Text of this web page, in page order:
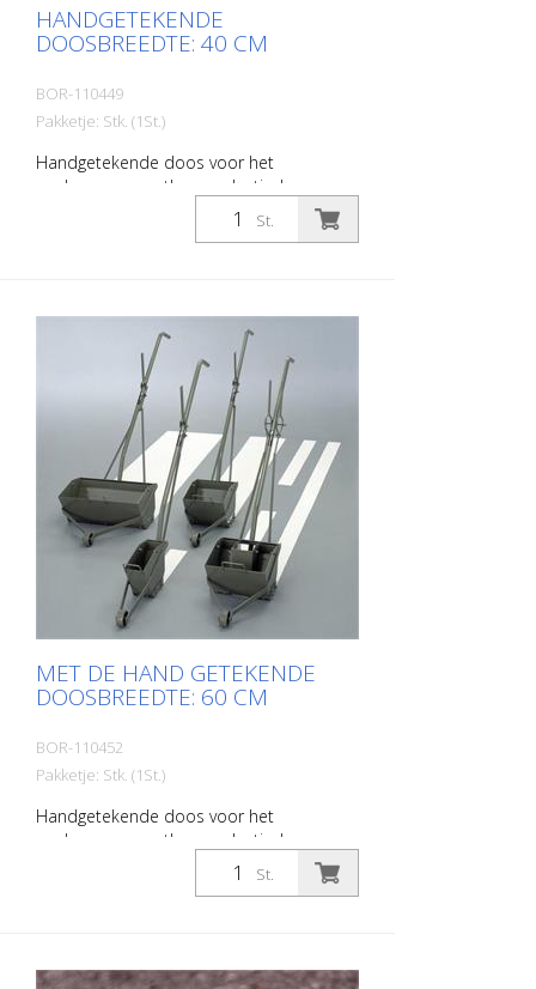
HANDGETEKENDE
DOOSBREEDTE: 40 CM
BOR-110449
Pakketje: Stk. (1St.)
Handgetekende doos voor het
aanbrengen van thermoplastische en
koude kunststof materialen. Breedte: 40
St.
MET DE HAND GETEKENDE
DOOSBREEDTE: 60 CM
BOR-110452
Pakketje: Stk. (1St.)
Handgetekende doos voor het
aanbrengen van thermoplastische en
koude kunststof materialen. Breedte: 60
St.